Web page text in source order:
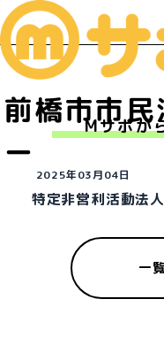
前橋市市
ー
Mサポか
2025年03月04日
特定非営利活動法
一